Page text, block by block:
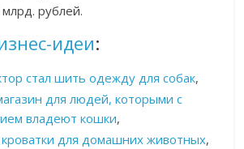
рублей.
идеи:
стал шить одежду для собак,
для людей, которыми с
владеют кошки,
для домашних животных,